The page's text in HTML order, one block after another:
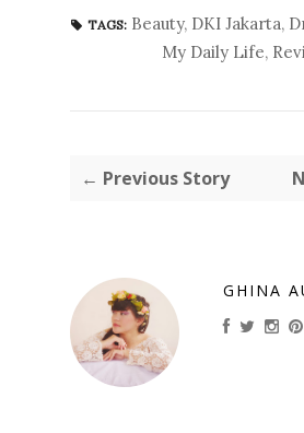
TAGS: Beauty, DKI Jakarta,
My Daily Life,
← Previous Story
GHINA